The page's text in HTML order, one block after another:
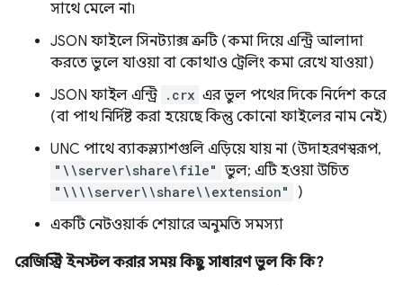
সাথে মেলে না৷
JSON ফাইলে সিনট্যাক্স ত্রুটি (কমা দিয়ে এন্ট্রি আলাদা
করতে ভুলে যাওয়া বা কোথাও ট্রেলিং কমা রেখে যাওয়া)
JSON ফাইল এন্ট্রি .crx এর ভুল পথের দিকে নির্দেশ করে
(বা পাথ নির্দিষ্ট করা হয়েছে কিন্তু কোনো ফাইলের নাম নেই)
UNC পাথে ব্যাকস্ল্যাশগুলি এড়িয়ে যায় না (উদাহরণস্বরূপ,
"\\server\share\file" ভুল; এটি হওয়া উচিত
"\\\\server\\share\\extension"
)
একটি নেটওয়ার্ক শেয়ারে অনুমতি সমস্যা
রেজিস্ট্রি ইনস্টল করার সময় কিছু সাধারণ ভুল কি কি?